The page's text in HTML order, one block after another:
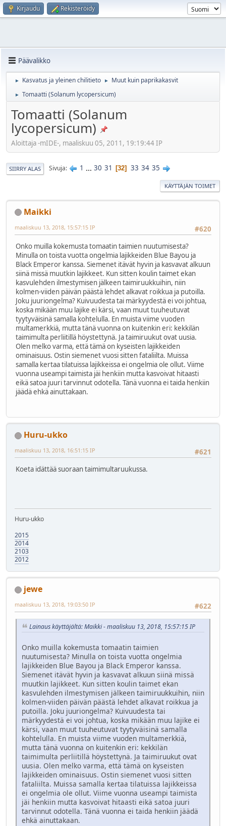
Kirjaudu Rekisteröidy
Päävalikko
► Kasvatus ja yleinen chilitieto ► Muut kuin paprikakasvit
► Tomaatti (Solanum lycopersicum)
Tomaatti (Solanum
lycopersicum)
Aloittaja -mIDE-, maaliskuu 05, 2011, 19:19:44 IP
SIIRRY ALAS Sivuja 1 ... 30 31 32 33 34 35
KÄYTTÄJÄN TOIMET
Maikki
#620
maaliskuu 13, 2018, 15:57:15 IP
Onko muilla kokemusta tomaatin taimien nuutumisesta?
Minulla on toista vuotta ongelmia lajikkeiden Blue Bayou ja
Black Emperor kanssa. Siemenet itävät hyvin ja kasvavat alkuun
siinä missä muutkin lajikkeet. Kun sitten koulin taimet ekan
kasvulehden ilmestymisen jälkeen taimiruukkuihin, niin
kolmen-viiden päivän päästä lehdet alkavat roikkua ja putoilla.
Joku juuriongelma? Kuivuudesta tai märkyydestä ei voi johtua,
koska mikään muu lajike ei kärsi, vaan muut tuuheutuvat
tyytyväisinä samalla kohtelulla. En muista viime vuoden
multamerkkiä, mutta tänä vuonna on kuitenkin eri: kekkilän
taimimulta perliitillä höystettynä. Ja taimiruukut ovat uusia.
Olen melko varma, että tämä on kyseisten lajikkeiden
ominaisuus. Ostin siemenet vuosi sitten fataliilta. Muissa
samalla kertaa tilatuissa lajikkeissa ei ongelmia ole ollut. Viime
vuonna useampi taimista jäi henkiin mutta kasvoivat hitaasti
eikä satoa juuri tarvinnut odotella. Tänä vuonna ei taida henkiin
jäädä ehkä ainuttakaan.
Huru-ukko
#621
maaliskuu 13, 2018, 16:51:15 IP
Koeta idättää suoraan taimimultaruukussa.
Huru-ukko
2015
2014
2103
2012
jewe
#622
maaliskuu 13, 2018, 19:03:50 IP
Lainaus käyttäjältä: Maikki - maaliskuu 13, 2018, 15:57:15 IP
Onko muilla kokemusta tomaatin taimien
nuutumisesta? Minulla on toista vuotta ongelmia
lajikkeiden Blue Bayou ja Black Emperor kanssa.
Siemenet itävät hyvin ja kasvavat alkuun siinä missä
muutkin lajikkeet. Kun sitten koulin taimet ekan
kasvulehden ilmestymisen jälkeen taimiruukkuihin, niin
kolmen-viiden päivän päästä lehdet alkavat roikkua ja
putoilla. Joku juuriongelma? Kuivuudesta tai
märkyydestä ei voi johtua, koska mikään muu lajike ei
kärsi, vaan muut tuuheutuvat tyytyväisinä samalla
kohtelulla. En muista viime vuoden multamerkkiä,
mutta tänä vuonna on kuitenkin eri: kekkilän
taimimulta perliitillä höystettynä. Ja taimiruukut ovat
uusia. Olen melko varma, että tämä on kyseisten
lajikkeiden ominaisuus. Ostin siemenet vuosi sitten
fataliilta. Muissa samalla kertaa tilatuissa lajikkeissa
ei ongelmia ole ollut. Viime vuonna useampi taimista
jäi henkiin mutta kasvoivat hitaasti eikä satoa juuri
tarvinnut odotella. Tänä vuonna ei taida henkiin jäädä
ehkä ainuttakaan.